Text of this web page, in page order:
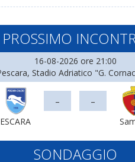
PROSSIMO
16-08-2026 ore 21:00
Stadio Adriatico "G.
- -
SONDAGGIO